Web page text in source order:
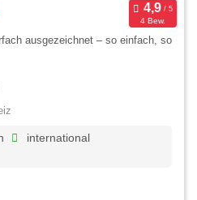
4 Bew.
ausgezeichnet – so einfach, so
international